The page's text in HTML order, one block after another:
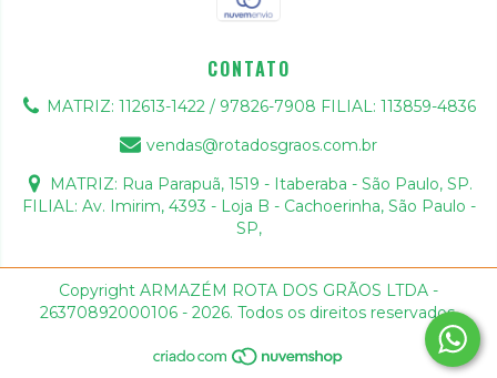
CONTATO
MATRIZ: 112613-1422 / 97826-7908 FILIAL: 113859-4836
vendas@rotadosgraos.com.br
MATRIZ: Rua Parapuã, 1519 - Itaberaba - São Paulo, SP.
FILIAL: Av. Imirim, 4393 - Loja B - Cachoerinha, São Paulo -
SP,
Copyright ARMAZÉM ROTA DOS GRÃOS LTDA -
26370892000106 - 2026. Todos os direitos reservados.